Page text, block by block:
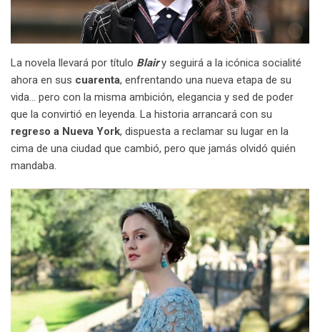
La novela llevará por título Blairy seguirá a la icónica socialité
ahora en sus cuarenta, enfrentando una nueva etapa de su
vida… pero con la misma ambición, elegancia y sed de poder
que la convirtió en leyenda. La historia arrancará con su
regreso a Nueva York, dispuesta a reclamar su lugar en la
cima de una ciudad que cambió, pero que jamás olvidó quién
mandaba.